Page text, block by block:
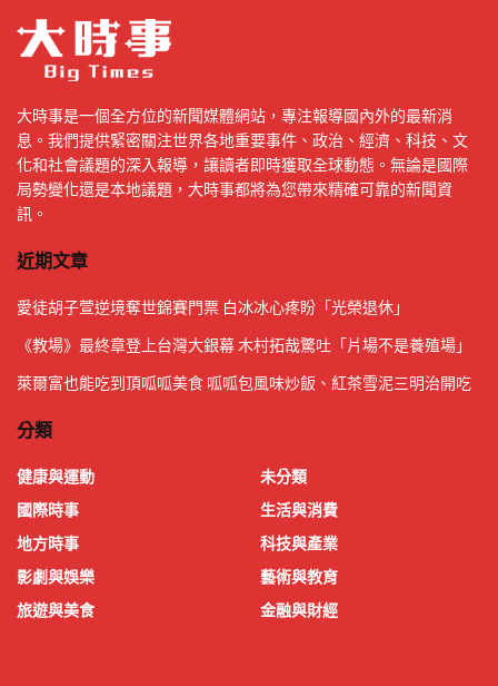
大時事是一個全方位的新聞媒體網站，專注報導國內外的最新消
息。我們提供緊密關注世界各地重要事件、政治、經濟、科技、文
化和社會議題的深入報導，讓讀者即時獲取全球動態。無論是國際
局勢變化還是本地議題，大時事都將為您帶來精確可靠的新聞資
訊。
近期文章
愛徒胡子萱逆境奪世錦賽門票 白冰冰心疼盼「光榮退休」
《教場》最終章登上台灣大銀幕 木村拓哉驚吐「片場不是養殖場」
萊爾富也能吃到頂呱呱美食 呱呱包風味炒飯、紅茶雪泥三明治開吃
分類
健康與運動
國際時事
地方時事
影劇與娛樂
旅遊與美食
未分類
生活與消費
科技與產業
藝術與教育
金融與財經